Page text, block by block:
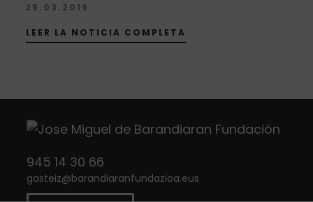
25.03.2019
LEER LA NOTICIA COMPLETA
945 14 30 66
gasteiz@barandiaranfundazioa.eus